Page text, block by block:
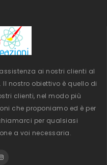
ai nostri clienti al
nostro obiettivo è quello di
clienti, nel modo più
che proponiamo ed è per
per qualsiasi
a voi necessaria.